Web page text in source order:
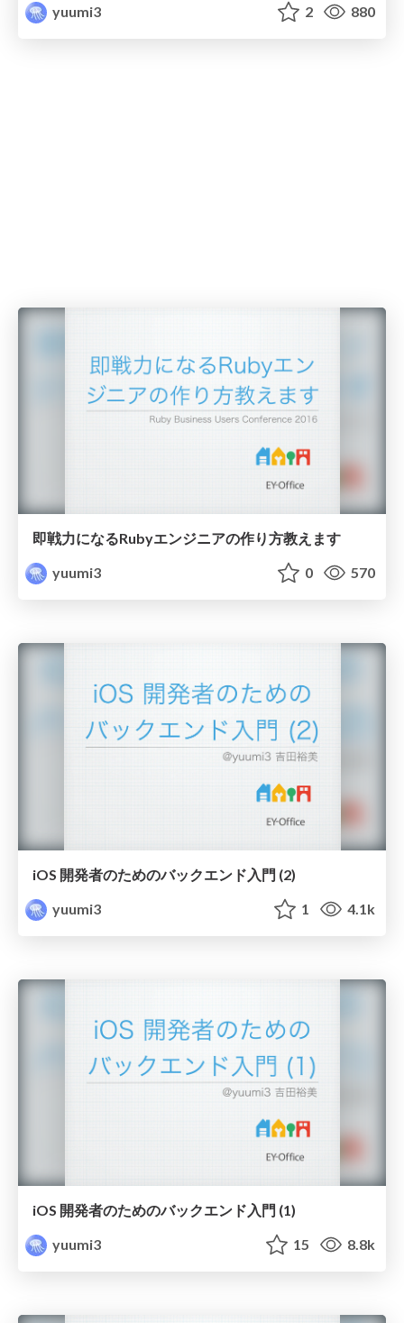
yuumi3
2 880
即戦力になるRubyエンジニアの作り方教えます
yuumi3
0 570
iOS 開発者のためのバックエンド入門 (2)
yuumi3
1 4.1k
iOS 開発者のためのバックエンド入門 (1)
yuumi3
15 8.8k